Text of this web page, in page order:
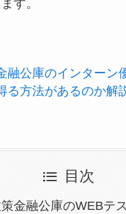
す。
融公庫のインターン
る方法があるのか解
目次
策金融公庫のWEBテ